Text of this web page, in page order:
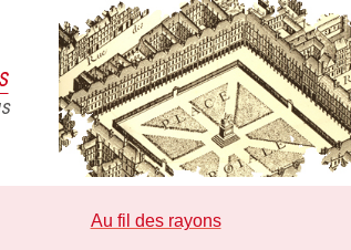
Au fil des rayons